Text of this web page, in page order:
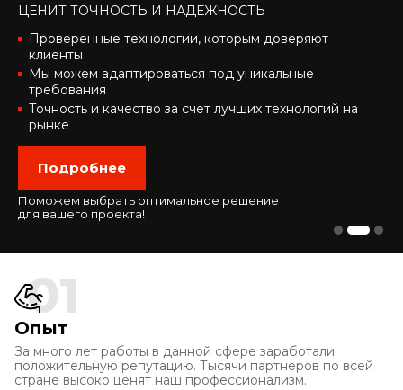
ЦЕНИТ ТОЧНОСТЬ И НАДЕЖНОСТЬ
Проверенные технологии, которым доверяют
клиенты
Мы можем адаптироваться под уникальные
требования
Точность и качество за счет лучших технологий на
рынке
Подробнее
Поможем выбрать оптимальное решение
для вашего проекта!
01
Опыт
За много лет работы в данной сфере заработали
положительную репутацию. Тысячи партнеров по всей
стране высоко ценят наш профессионализм.